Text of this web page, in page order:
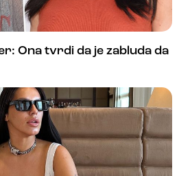
Ona tvrdi da je zabluda da